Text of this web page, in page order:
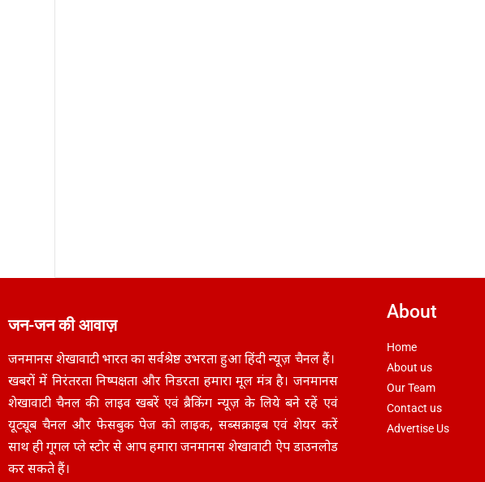
जन-जन की आवाज़
जनमानस शेखावाटी भारत का सर्वश्रेष्ठ उभरता हुआ हिंदी न्यूज़ चैनल हैं।
खबरों में निरंतरता निष्पक्षता और निडरता हमारा मूल मंत्र है। जनमानस
शेखावाटी चैनल की लाइव खबरें एवं ब्रैकिंग न्यूज़ के लिये बने रहें एवं
यूट्यूब चैनल और फेसबुक पेज को लाइक, सब्सक्राइब एवं शेयर करें
साथ ही गूगल प्ले स्टोर से आप हमारा जनमानस शेखावाटी ऐप डाउनलोड
कर सकते हैं।
About
Home
About us
Our Team
Contact us
Advertise Us